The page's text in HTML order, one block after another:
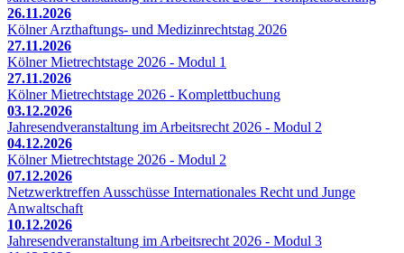
26.11.2026
Kölner Arzthaftungs- und Medizinrechtstag 2026
27.11.2026
Kölner Mietrechtstage 2026 - Modul 1
27.11.2026
Kölner Mietrechtstage 2026 - Komplettbuchung
03.12.2026
Jahresendveranstaltung im Arbeitsrecht 2026 - Modul 2
04.12.2026
Kölner Mietrechtstage 2026 - Modul 2
07.12.2026
Netzwerktreffen Ausschüsse Internationales Recht und Junge
Anwaltschaft
10.12.2026
Jahresendveranstaltung im Arbeitsrecht 2026 - Modul 3